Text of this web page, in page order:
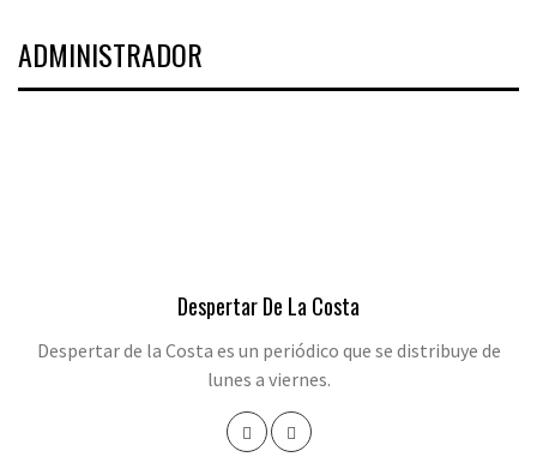
ADMINISTRADOR
Despertar De La Costa
Despertar de la Costa es un periódico que se distribuye de
lunes a viernes.